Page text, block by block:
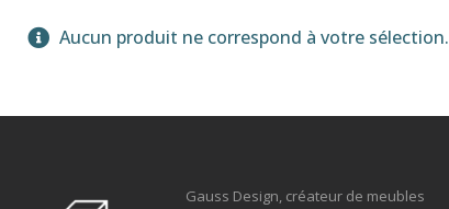
Aucun produit ne correspond à votre sélection.
Gauss Design, créateur de meubles